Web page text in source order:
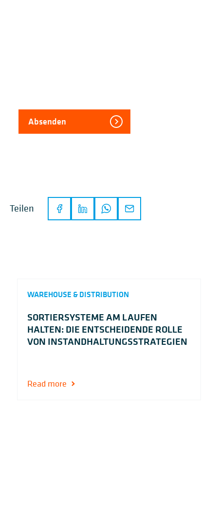
Absenden
Teilen
WAREHOUSE & DISTRIBUTION
SORTIERSYSTEME AM LAUFEN
HALTEN: DIE ENTSCHEIDENDE ROLLE
VON INSTANDHALTUNGSSTRATEGIEN
Read more